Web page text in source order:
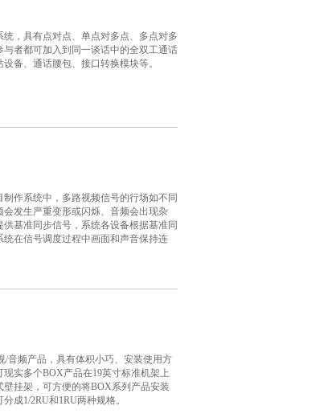
，具有点对点、单点对多点、多点对多
者都可加入到同一谈话中的全双工通话
备、通话腰包、接口转换模块等。
作系统中，多路视频信号的行场如不同
发生严重变形或闪烁、音频会出现杂
基准同步信号，系统各设备根据基准同
在信号调度过程中画面和声音保持连
/音频产品，具有体积小巧、安装使用方
实多个BOX产品在19英寸标准机架上
挂架，可方便的将BOX系列产品安装
成1/2RU和1RU两种规格。